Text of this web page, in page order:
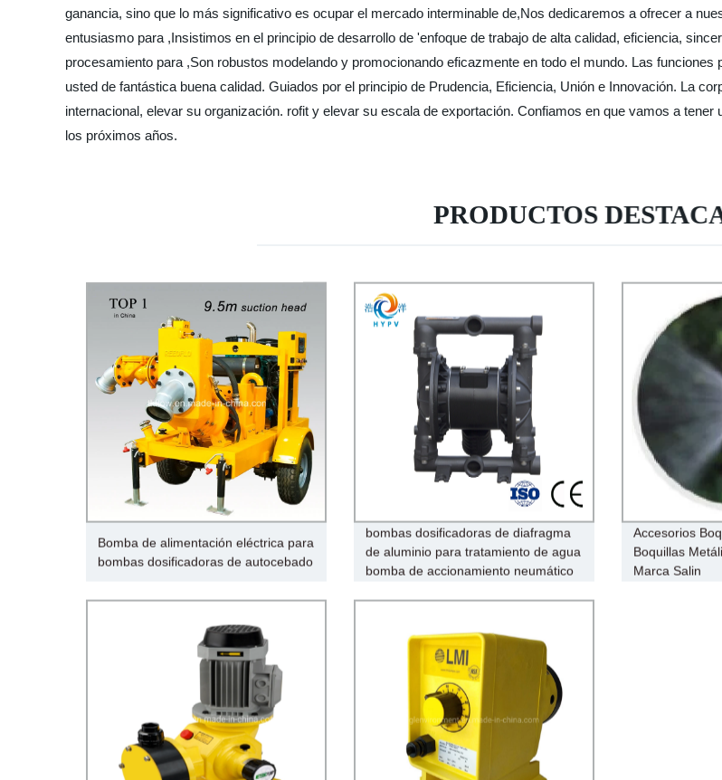
ganancia, sino que lo más significativo es ocupar el mercado interminable de,Nos dedicaremos a ofrecer a
entusiasmo para ,Insistimos en el principio de desarrollo de 'enfoque de trabajo de alta calidad, eficiencia,
procesamiento para ,Son robustos modelando y promocionando eficazmente en todo el mundo. Las
usted de fantástica buena calidad. Guiados por el principio de Prudencia, Eficiencia, Unión e Innovación. La
internacional, elevar su organización. rofit y elevar su escala de exportación. Confiamos en que vamos a
los próximos años.
PRODUCTOS
Bomba de alimentación eléctrica para
bombas dosificadoras de autocebado
bombas dosificadoras de diafragma
de aluminio para tratamiento de agua
bomba de accionamiento neumático
Accesorios
Boquillas
Marca Salin